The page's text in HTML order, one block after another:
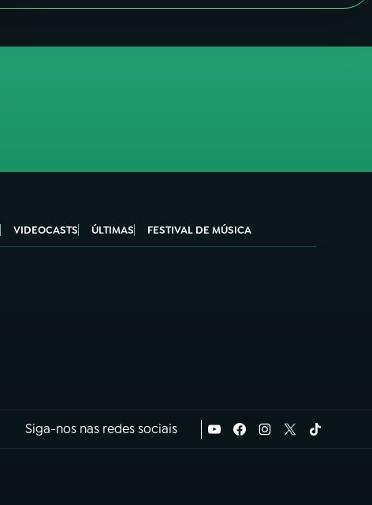
VIDEOCASTS ÚLTIMAS FESTIVAL DE MÚSICA
Siga-nos nas redes sociais